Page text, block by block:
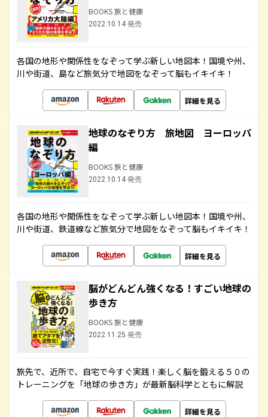
BOOKS 旅と健康
2022.10.14 発売
各国の地形や関係性をなぞって学ぶ新しい地図本！国境や州、
川や街道、島など旅気分で地図をなぞって脳もイキイキ！
詳細を見る
地球のなぞり方 旅地図 ヨーロッパ
編
BOOKS 旅と健康
2022.10.14 発売
各国の地形や関係性をなぞって学ぶ新しい地図本！国境や州、
川や街道、鉄道線など旅気分で地図をなぞって脳もイキイキ！
詳細を見る
脳がどんどん強くなる！すごい地球の
歩き方
BOOKS 旅と健康
2022.11.25 発売
旅先で、近所で、自宅で今すぐ実践！楽しく脳を鍛える５０の
トレーニングを「地球の歩き方」が最新脳科学とともに解説
詳細を見る